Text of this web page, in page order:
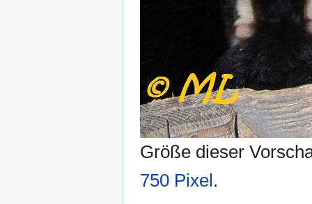
Größe dieser
750 Pixel.